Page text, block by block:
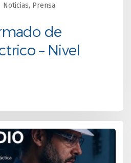
Noticias, Prensa
de
– Nivel